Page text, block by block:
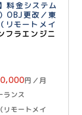
料金システム
OBJ更改／東
リモートメイ
フラエンジニ
円／月
ランス
リモートメイ